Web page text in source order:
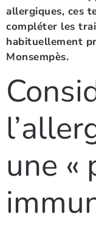
allergiques, ces
compléter les
habituellement
Monsempès.
une «